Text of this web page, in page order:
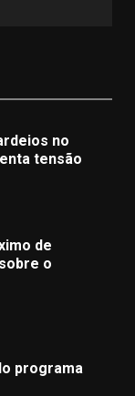
no
tensão
de
o
programa